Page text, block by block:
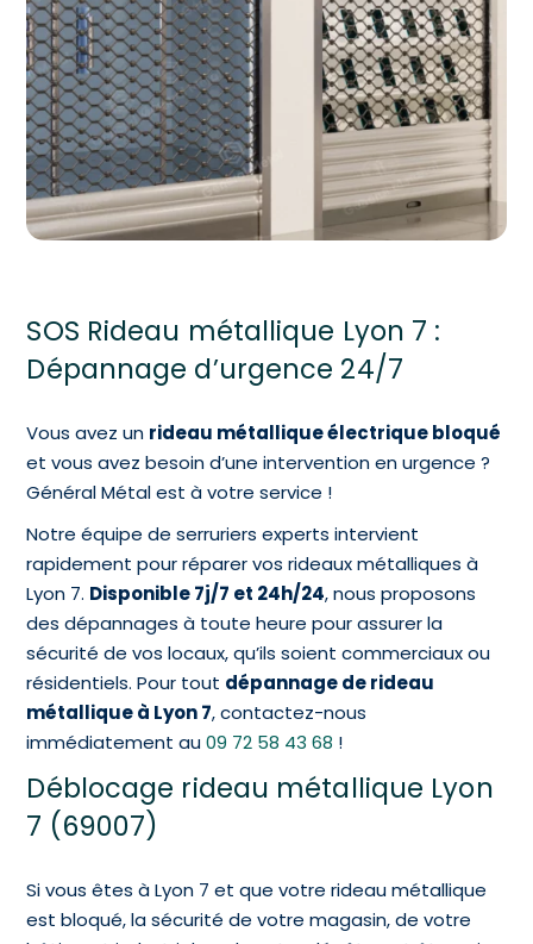
SOS Rideau métallique Lyon 7 :
Dépannage d’urgence 24/7
Vous avez un rideau métallique électrique bloqué
et vous avez besoin d’une intervention en urgence ?
Général Métal est à votre service !
Notre équipe de serruriers experts intervient
rapidement pour réparer vos rideaux métalliques à
Lyon 7. Disponible 7j/7 et 24h/24, nous proposons
des dépannages à toute heure pour assurer la
sécurité de vos locaux, qu’ils soient commerciaux ou
résidentiels. Pour tout dépannage de rideau
métallique à Lyon 7, contactez-nous
immédiatement au09 72 58 43 68 !
Déblocage rideau métallique Lyon
7 (69007)
Si vous êtes à Lyon 7 et que votre rideau métallique
est bloqué, la sécurité de votre magasin, de votre